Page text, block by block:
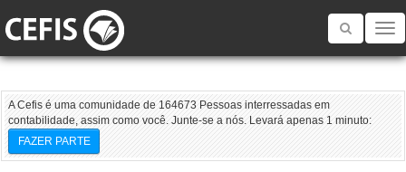
Toggle
A Cefis é uma comunidade de 164673 Pessoas interressadas em
contabilidade, assim como você. Junte-se a nós. Levará apenas 1 minuto:
FAZER PARTE